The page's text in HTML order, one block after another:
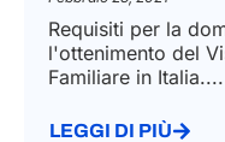
Requisiti per la
l'ottenimento del
Familiare in Italia....
LEGGI DI PIÙ